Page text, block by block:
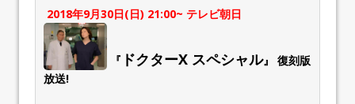
2018年9月30日(日) 21:00~ テレビ朝日
『 ドクターX スペシャル』 復刻版
放送!